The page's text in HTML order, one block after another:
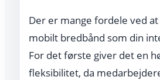
Der er mange fordele ved
mobilt bredbånd som din
For det første giver det en
fleksibilitet, da